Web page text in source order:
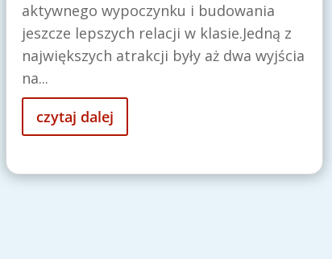
aktywnego wypoczynku i budowania
jeszcze lepszych relacji w klasie.Jedną z
największych atrakcji były aż dwa wyjścia
na...
czytaj dalej